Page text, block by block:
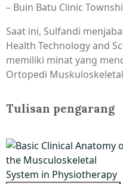
– Buin Batu Clinic
Saat ini, Sulfandi
Health Technology and
memiliki minat yang
Ortopedi
Tulisan pengarang